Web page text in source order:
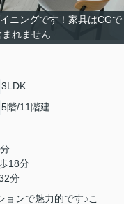
ニングです！家具はCGで
れません
3LDK
5階/11階建
18分
分
ョンで魅力的です♪こ